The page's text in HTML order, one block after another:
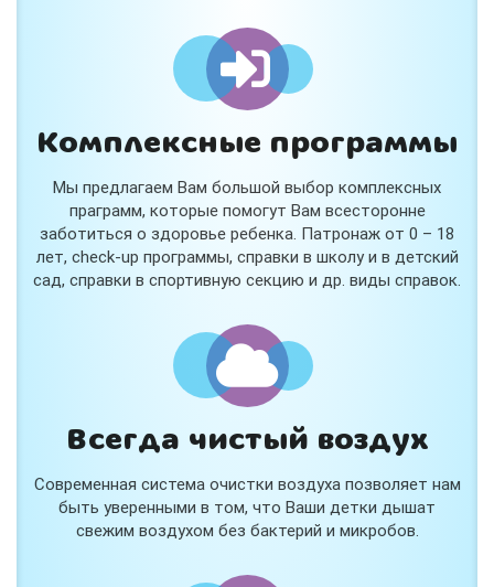
Комплексные программы
Мы предлагаем Вам большой выбор комплексных
праграмм, которые помогут Вам всесторонне
заботиться о здоровье ребенка. Патронаж от 0 – 18
лет, check-up программы, справки в школу и в детский
сад, справки в спортивную секцию и др. виды справок.
Всегда чистый воздух
Современная система очистки воздуха позволяет нам
быть уверенными в том, что Ваши детки дышат
свежим воздухом без бактерий и микробов.